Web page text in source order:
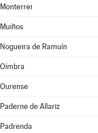
Monterrei
Muíños
Nogueira de Ramuín
Oímbra
Ourense
Paderne de Allariz
Padrenda